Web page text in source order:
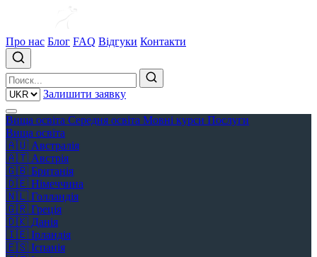
Про нас Блог FAQ Відгуки Контакти
Залишити заявку
Вища освіта Середня освіта Мовні курси Послуги
Вища освіта
🇦🇺 Австралія
🇦🇹 Австрія
🇬🇧 Британія
🇩🇪 Німеччина
🇳🇱 Голландія
🇬🇷 Греція
🇩🇰 Данія
🇮🇪 Ірландія
🇪🇸 Іспанія